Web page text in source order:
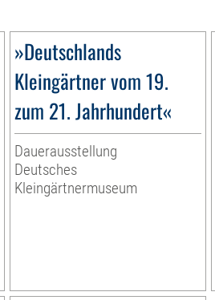
»Deutschlands
Kleingärtner vom 19.
zum 21. Jahrhundert«
Dauerausstellung
Deutsches
Kleingärtnermuseum